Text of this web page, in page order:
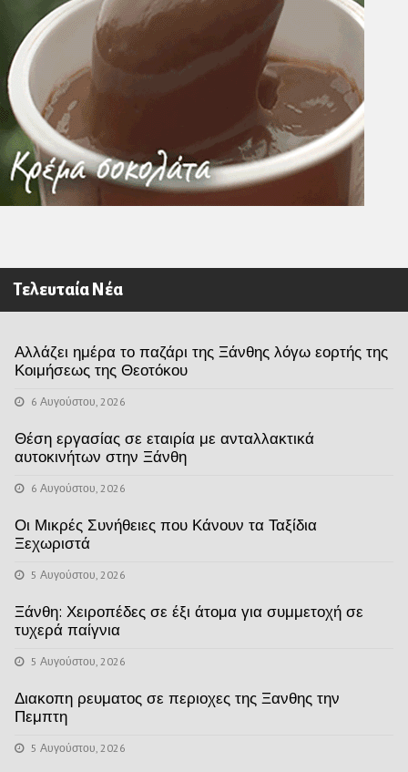
Τελευταία Νέα
Αλλάζει ημέρα το παζάρι της Ξάνθης λόγω εορτής της
Κοιμήσεως της Θεοτόκου
6 Αυγούστου, 2026
Θέση εργασίας σε εταιρία με ανταλλακτικά
αυτοκινήτων στην Ξάνθη
6 Αυγούστου, 2026
Οι Μικρές Συνήθειες που Κάνουν τα Ταξίδια
Ξεχωριστά
5 Αυγούστου, 2026
Ξάνθη: Χειροπέδες σε έξι άτομα για συμμετοχή σε
τυχερά παίγνια
5 Αυγούστου, 2026
Διακοπη ρευματος σε περιοχες της Ξανθης την
Πεμπτη
5 Αυγούστου, 2026